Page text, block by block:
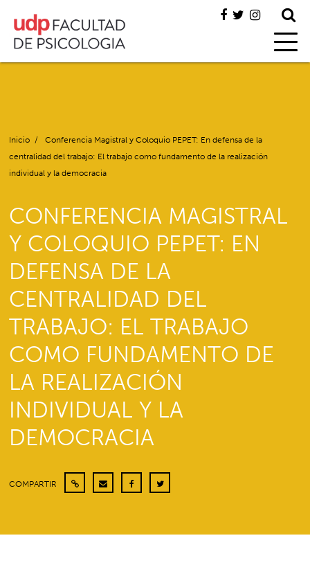
Inicio /
Conferencia Magistral y Coloquio PEPET: En defensa de la
centralidad del trabajo: El trabajo como fundamento de la realización
individual y la democracia
CONFERENCIA MAGISTRAL
Y COLOQUIO PEPET: EN
DEFENSA DE LA
CENTRALIDAD DEL
TRABAJO: EL TRABAJO
COMO FUNDAMENTO DE
LA REALIZACIÓN
INDIVIDUAL Y LA
DEMOCRACIA
COMPARTIR